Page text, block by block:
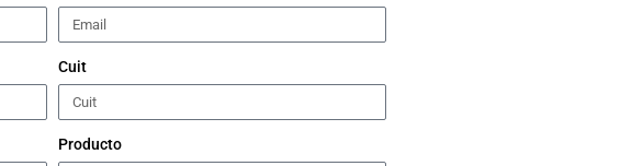
Cuit
Producto